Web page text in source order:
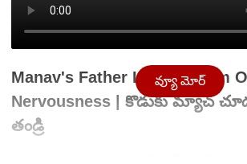
Manav's Father Left Stadium
Nervousness | కొడుకు మ్యాచ్
తండ్రి
వ్యూ మోర్